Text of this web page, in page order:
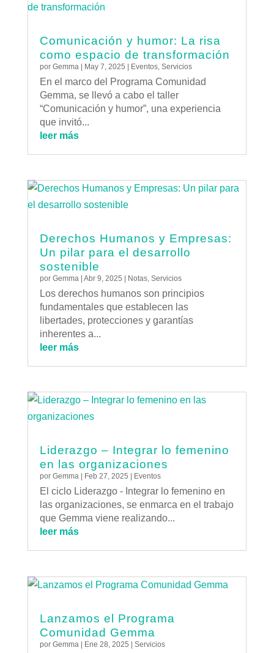
Comunicación y humor: La risa
como espacio de transformación
por Gemma| May 7, 2025 Eventos, Servicios
En el marco del Programa Comunidad
Gemma, se llevó a cabo el taller
“Comunicación y humor”, una experiencia
que invitó...
leer más
Derechos Humanos y Empresas:
Un pilar para el desarrollo
sostenible
por Gemma| Abr 9, 2025 Notas, Servicios
Los derechos humanos son principios
fundamentales que establecen las
libertades, protecciones y garantías
inherentes a...
leer más
Liderazgo – Integrar lo femenino
en las organizaciones
por Gemma| Feb 27, 2025 Eventos
El ciclo Liderazgo - Integrar lo femenino en
las organizaciones, se enmarca en el trabajo
que Gemma viene realizando...
leer más
Lanzamos el Programa
Comunidad Gemma
por Gemma | Ene 28, 2025 | Servicios